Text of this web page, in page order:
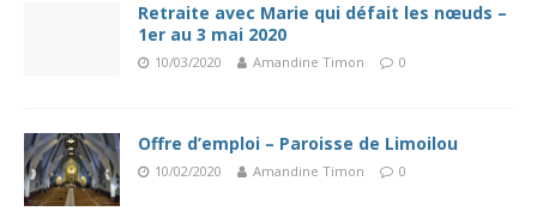
Retraite avec Marie qui défait les nœuds –
1er au 3 mai 2020
10/03/2020 Amandine Timon 0
Offre d’emploi – Paroisse de Limoilou
10/02/2020 Amandine Timon 0